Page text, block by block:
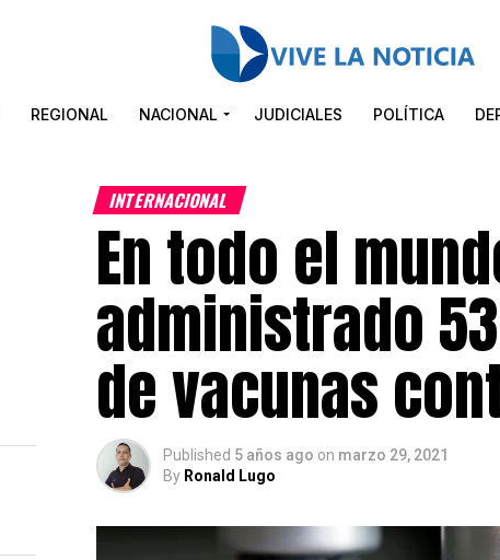
REGIONAL NACIONAL JUDICIALES POLÍTICA
INTERNACIONAL
En todo el
administrado
de vacunas
Published 5 años ago on marzo 29, 2021
By Ronald Lugo